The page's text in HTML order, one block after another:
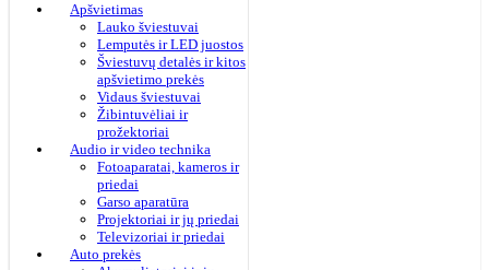
Apšvietimas
Lauko šviestuvai
Lemputės ir LED juostos
Šviestuvų detalės ir kitos
apšvietimo prekės
Vidaus šviestuvai
Žibintuvėliai ir
prožektoriai
Audio ir video technika
Fotoaparatai, kameros ir
priedai
Garso aparatūra
Projektoriai ir jų priedai
Televizoriai ir priedai
Auto prekės